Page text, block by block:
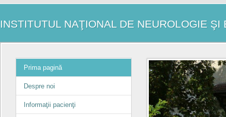
INSTITUTUL NAŢIONAL DE NEUROLOGIE
Prima pagină
Despre noi
Informaţii pacienţi